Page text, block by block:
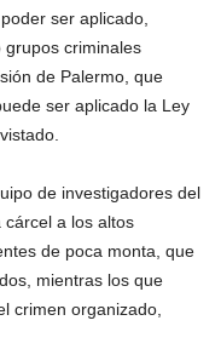
ser aplicado,
criminales
de Palermo, que
ser aplicado la Ley
de investigadores del
cárcel a los altos
de poca monta, que
mientras los que
crimen organizado,